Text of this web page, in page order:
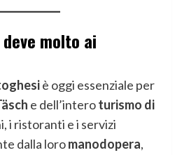
molto ai
è oggi essenziale per
e dell’interoturismo di
i ristoranti e i servizi
dalla loromanodopera,